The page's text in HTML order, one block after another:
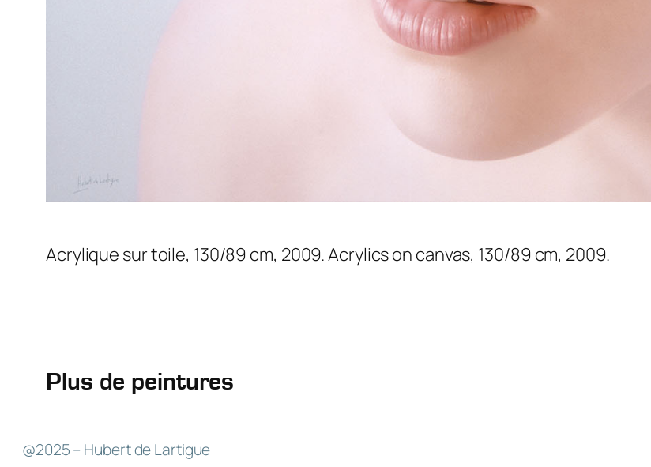
Acrylique sur toile, 130/89 cm, 2009. Acrylics on canvas, 130/89 cm, 2009.
Plus de peintures
@2025 – Hubert de Lartigue